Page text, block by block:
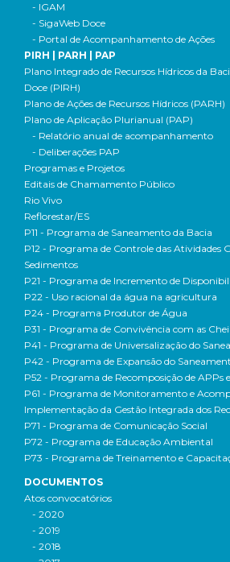
- IGAM
- SigaWeb Doce
- Portal de Acompanhamento de Ações
PIRH | PARH | PAP
Plano Integrado de Recursos Hídricos da
Doce (PIRH)
Plano de Ações de Recursos Hídricos (PARH)
Plano de Aplicação Plurianual (PAP)
- Relatório anual de acompanhamento
- Deliberações PAP
Programas e Projetos
Editais de Chamamento Público
Rio Vivo
Reflorestar/ES
P11 - Programa de Saneamento da Bacia
P12 - Programa de Controle das Atividades
Sedimentos
P21 - Programa de Incremento de
P22 - Uso racional da água na agricultura
P24 - Programa Produtor de Água
P31 - Programa de Convivência com as
P41 - Programa de Universalização do
P42 - Programa de Expansão do
P52 - Programa de Recomposição de APPs
P61 - Programa de Monitoramento e
Implementação da Gestão Integrada dos
P71 - Programa de Comunicação Social
P72 - Programa de Educação Ambiental
P73 - Programa de Treinamento e
DOCUMENTOS
Atos convocatórios
- 2020
- 2019
- 2018